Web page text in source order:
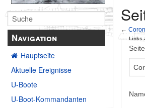
Navigation
Hauptseite
Aktuelle Ereignisse
U-Boote
U-Boot-Kommandanten
←
Links